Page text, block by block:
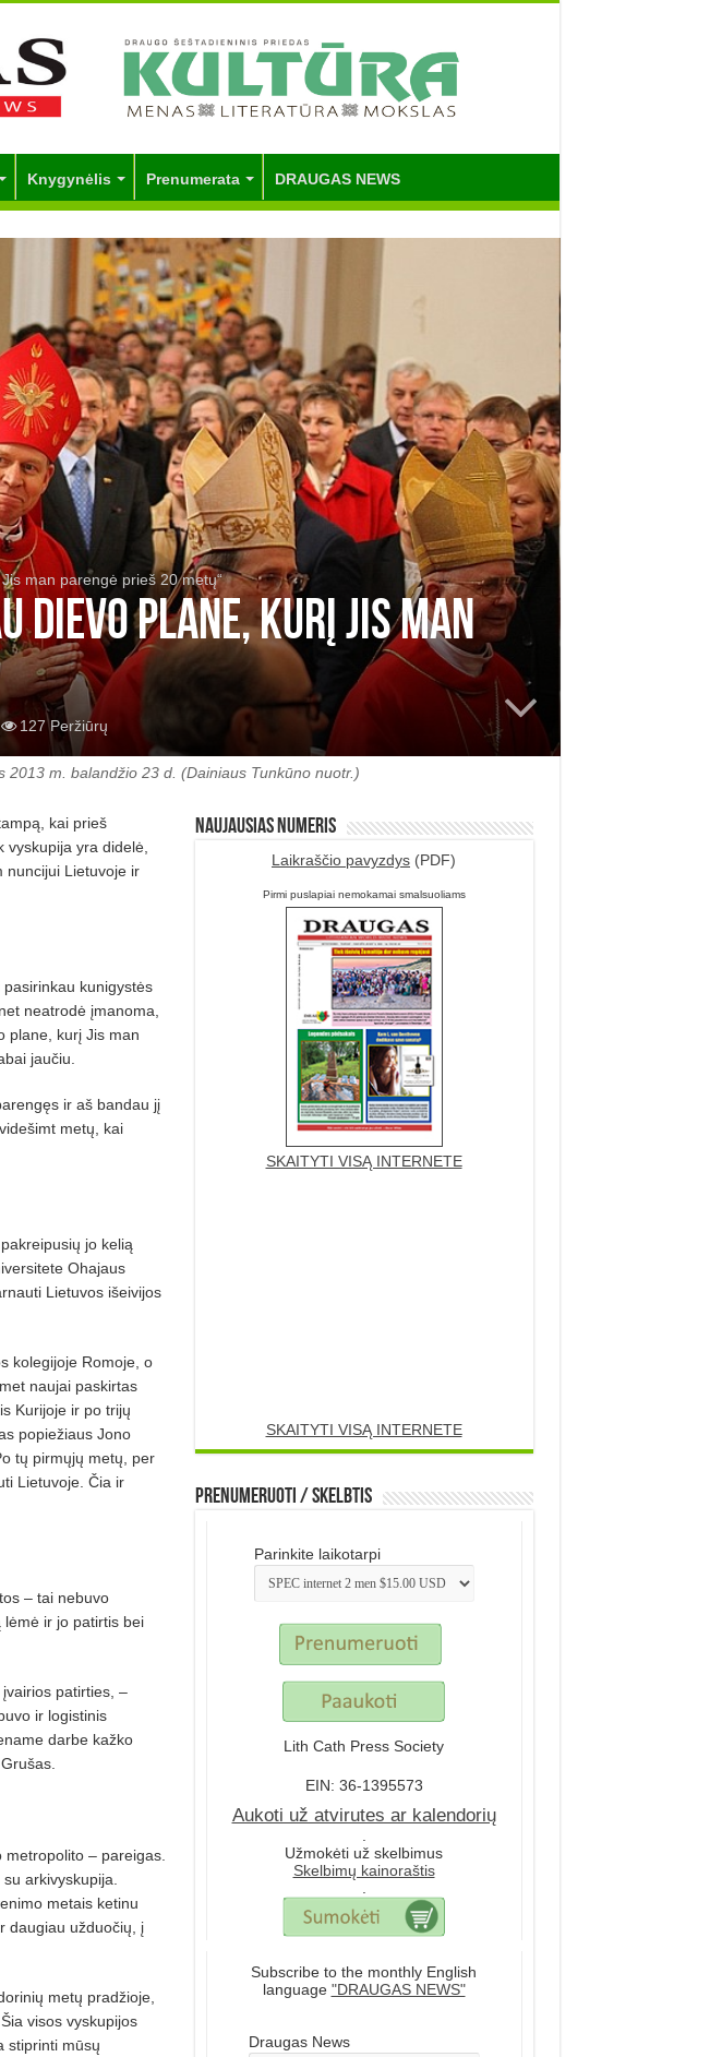
Knygynėlis Prenumerata DRAUGAS NEWS
man parengė prieš 20 metų“
Dievo plane, kurį Jis man
127 Peržiūrų
m. balandžio 23 d. (Dainiaus Tunkūno nuotr.)
kai prieš
yra didelė,
nuncijui Lietuvoje ir
kunigystės
neatrodė įmanoma,
plane, kurį Jis man
jaučiu.
ir aš bandau jį
metų, kai
jo kelią
Ohajaus
Lietuvos išeivijos
kolegijoje Romoje, o
naujai paskirtas
Kurijoje ir po trijų
popiežiaus Jono
tų pirmųjų metų, per
Lietuvoje. Čia ir
– tai nebuvo
ir jo patirtis bei
patirties, –
ir logistinis
darbe kažko
– pareigas.
arkivyskupija.
metais ketinu
daugiau užduočių, į
metų pradžioje,
visos vyskupijos
stiprinti mūsų
Naujausias numeris
Laikraščio pavyzdys (PDF)
Pirmi puslapiai nemokamai smalsuoliams
SKAITYTI VISĄ INTERNETE
SKAITYTI VISĄ INTERNETE
Prenumeruoti / Skelbtis
Parinkite laikotarpi
Lith Cath Press Society
EIN: 36-1395573
Aukoti už atvirutes ar kalendorių
.
Užmokėti už skelbimus
Skelbimų kainoraštis
.
Subscribe to the monthly English
language "DRAUGAS NEWS"
Draugas News